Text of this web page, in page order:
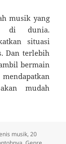
musik yang
di dunia.
situasi
Dan terlebih
bermain
mudah
musik,20